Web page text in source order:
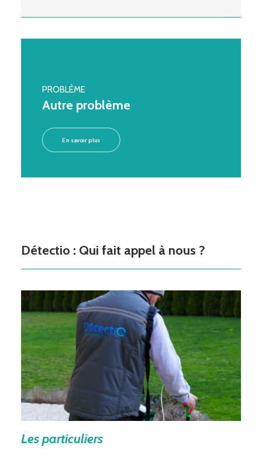
PROBLÈME
Autre problème
En savoir plus
Détectio : Qui fait appel à nous ?
Les particuliers